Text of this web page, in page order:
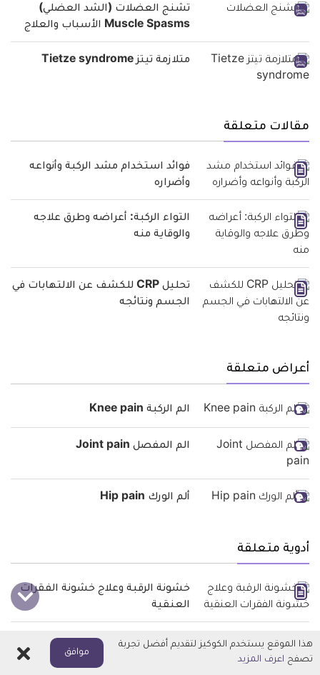
تشنج العضلات (الشد العضلي)
Muscle Spasms الأسباب والعلاج
متلازمة تيتز Tietze syndrome
مقالات متعلقة
فوائد استخدام مشد الركبة وأنواعه
وأضراره
التواء الركبة: أعراضه وطرق علاجه
والوقاية منه
تحليل CRP للكشف عن الالتهابات في
الجسم ونتائجه
أعراض متعلقة
الم الركبة Knee pain
الم المفصل Joint pain
ألم الورك Hip pain
أدوية متعلقة
خشونة الرقبة وعلاج خشونة الفقرات
العنقية
علاج الخشونة بطرق طبية وطبيعيةهذا الموقع يستخدم الكوكيز لتقديم أفضل تجربة
تصفح اعرف المزيد
موافق اغلاق